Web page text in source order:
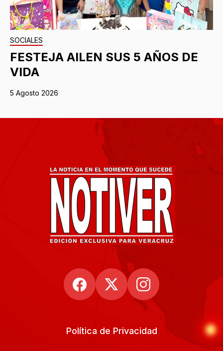
SOCIALES
FESTEJA AILEN SUS 5 AÑOS DE
VIDA
5 Agosto 2026
Política de Privacidad